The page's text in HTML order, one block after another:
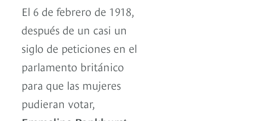
El 6 de febrero de 1918,
después de un casi un
siglo de peticiones en el
parlamento británico
para que las mujeres
pudieran votar,